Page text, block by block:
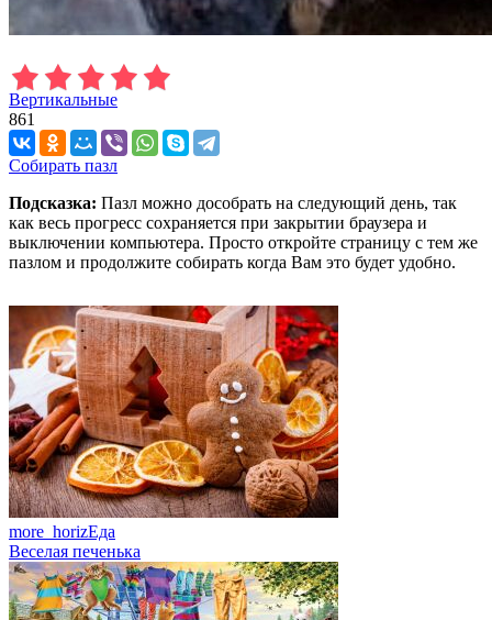
Вертикальные
861
Собирать пазл
Подсказка: Пазл можно дособрать на следующий день, так
как весь прогресс сохраняется при закрытии браузера и
выключении компьютера. Просто откройте страницу с тем же
пазлом и продолжите собирать когда Вам это будет удобно.
more_horizЕда
Веселая печенька